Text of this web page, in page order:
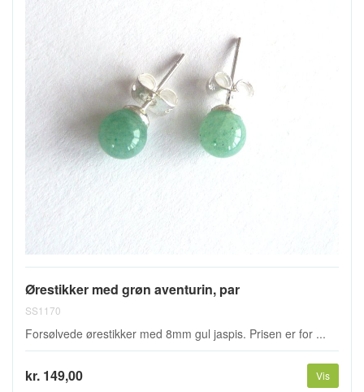
Ørestikker med grøn aventurin, par
SS1170
Forsølvede ørestikker med 8mm gul jaspis. Prisen er for ...
kr. 149,00 Vis